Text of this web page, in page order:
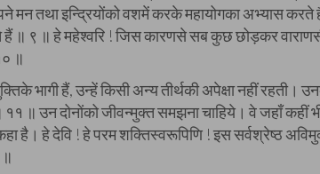
मन तथा इन्द्रियोंको वशमें करके महायोगका अभ्यास करते हैं
॥ ९ ॥ हे महेश्वरि ! जिस कारणसे सब कुछ छोड़कर
॥
भागी हैं, उन्हें किसी अन्य तीर्थकी अपेक्षा नहीं रहती।
११ ॥ उन दोनोंको जीवन्मुक्त समझना चाहिये। वे जहाँ कहीं
है। हे देवि ! हे परम शक्तिस्वरूपिणि ! इस सर्वश्रेष्ठ